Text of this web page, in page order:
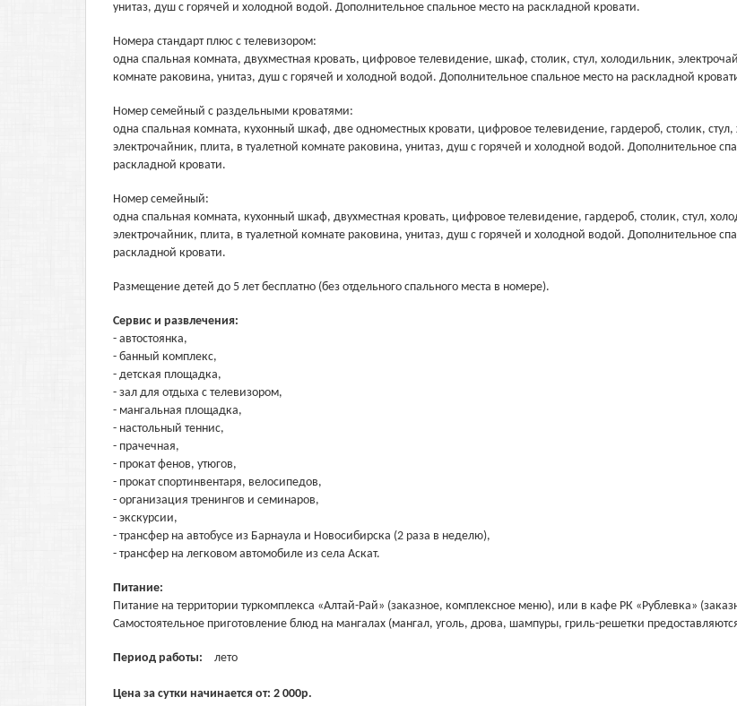
унитаз, душ с горячей и холодной водой. Дополнительное спальное место на раскладной кровати.
Номера стандарт плюс с телевизором:
одна спальная комната, двухместная кровать, цифровое телевидение, шкаф, столик, стул, холодильник,
комнате раковина, унитаз, душ с горячей и холодной водой. Дополнительное спальное место на раскладной
Номер семейный с раздельными кроватями:
одна спальная комната, кухонный шкаф, две одноместных кровати, цифровое телевидение, гардероб, столик,
электрочайник, плита, в туалетной комнате раковина, унитаз, душ с горячей и холодной водой. Дополнительное
раскладной кровати.
Номер семейный:
одна спальная комната, кухонный шкаф, двухместная кровать, цифровое телевидение, гардероб, столик, стул,
электрочайник, плита, в туалетной комнате раковина, унитаз, душ с горячей и холодной водой. Дополнительное
раскладной кровати.
Размещение детей до 5 лет бесплатно (без отдельного спального места в номере).
Сервис и развлечения:
- автостоянка,
- банный комплекс,
- детская площадка,
- зал для отдыха с телевизором,
- мангальная площадка,
- настольный теннис,
- прачечная,
- прокат фенов, утюгов,
- прокат спортинвентаря, велосипедов,
- организация тренингов и семинаров,
- экскурсии,
- трансфер на автобусе из Барнаула и Новосибирска (2 раза в неделю),
- трансфер на легковом автомобиле из села Аскат.
Питание:
Питание на территории туркомплекса «Алтай-Рай» (заказное, комплексное меню), или в кафе РК «Рублевка»
Самостоятельное приготовление блюд на мангалах (мангал, уголь, дрова, шампуры, гриль-решетки
Период работы: лето
Цена за сутки начинается от: 2 000р.